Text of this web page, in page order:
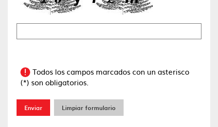
Todos los campos marcados con un asterisco
(*) son obligatorios.
Enviar Limpiar formulario